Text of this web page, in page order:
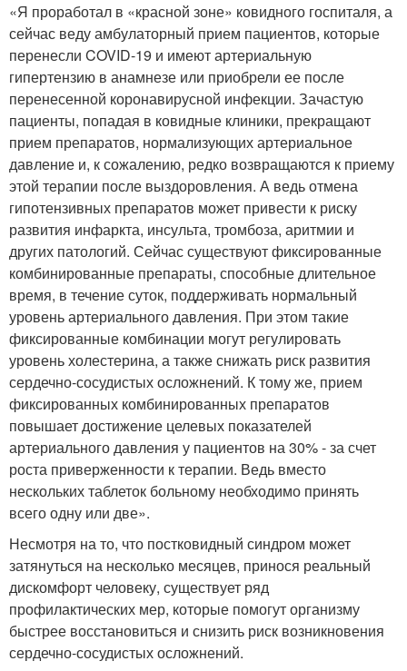
«Я проработал в «красной зоне» ковидного госпиталя, а
сейчас веду амбулаторный прием пациентов, которые
перенесли COVID-19 и имеют артериальную
гипертензию в анамнезе или приобрели ее после
перенесенной коронавирусной инфекции. Зачастую
пациенты, попадая в ковидные клиники, прекращают
прием препаратов, нормализующих артериальное
давление и, к сожалению, редко возвращаются к приему
этой терапии после выздоровления. А ведь отмена
гипотензивных препаратов может привести к риску
развития инфаркта, инсульта, тромбоза, аритмии и
других патологий. Сейчас существуют фиксированные
комбинированные препараты, способные длительное
время, в течение суток, поддерживать нормальный
уровень артериального давления. При этом такие
фиксированные комбинации могут регулировать
уровень холестерина, а также снижать риск развития
сердечно-сосудистых осложнений. К тому же, прием
фиксированных комбинированных препаратов
повышает достижение целевых показателей
артериального давления у пациентов на 30% - за счет
роста приверженности к терапии. Ведь вместо
нескольких таблеток больному необходимо принять
всего одну или две».
Несмотря на то, что постковидный синдром может
затянуться на несколько месяцев, принося реальный
дискомфорт человеку, существует ряд
профилактических мер, которые помогут организму
быстрее восстановиться и снизить риск возникновения
сердечно-сосудистых осложнений.